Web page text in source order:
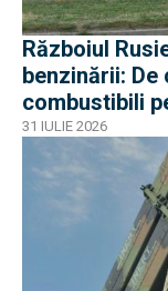
Războiul
benzinării:
combustibili
31 IULIE 2026